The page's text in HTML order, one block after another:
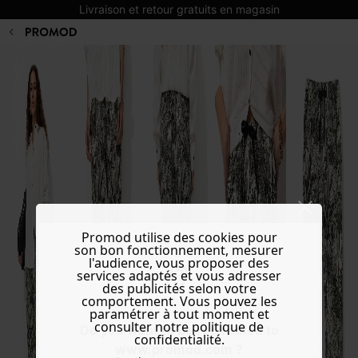
Livraison et retour gratuits en magasin
Do you want to be redirected to
www.promod.com ?
Promod utilise des cookies pour
son bon fonctionnement, mesurer
l'audience, vous proposer des
services adaptés et vous adresser
des publicités selon votre
comportement. Vous pouvez les
paramétrer à tout moment et
consulter notre politique de
confidentialité.